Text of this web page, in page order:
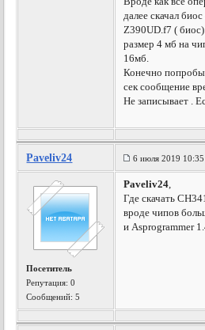
далее скачал
Z390UD.f7 (
размер 4 мб на
16мб.
Конечно
сек сообщение
Не записывает .
Paveliv24 6 июля 2019 10:35
Посетитель
Репутация:0
Сообщений: 5
Paveliv24,
Где скачать
вроде чипов
и Asprogrammer